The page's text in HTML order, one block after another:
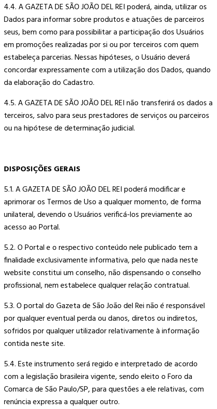
4.4. A GAZETA DE SÃO JOÃO DEL REI poderá, ainda, utilizar os
Dados para informar sobre produtos e atuações de parceiros
seus, bem como para possibilitar a participação dos Usuários
em promoções realizadas por si ou por terceiros com quem
estabeleça parcerias. Nessas hipóteses, o Usuário deverá
concordar expressamente com a utilização dos Dados, quando
da elaboração do Cadastro.
4.5. A GAZETA DE SÃO JOÃO DEL REI não transferirá os dados a
terceiros, salvo para seus prestadores de serviços ou parceiros
ou na hipótese de determinação judicial.
DISPOSIÇÕES GERAIS
5.1. A GAZETA DE SÃO JOÃO DEL REI poderá modificar e
aprimorar os Termos de Uso a qualquer momento, de forma
unilateral, devendo o Usuários verificá-los previamente ao
acesso ao Portal.
5.2. O Portal e o respectivo conteúdo nele publicado tem a
finalidade exclusivamente informativa, pelo que nada neste
website constitui um conselho, não dispensando o conselho
profissional, nem estabelece qualquer relação contratual.
5.3. O portal do Gazeta de São João del Rei não é responsável
por qualquer eventual perda ou danos, diretos ou indiretos,
sofridos por qualquer utilizador relativamente à informação
contida neste site.
5.4. Este instrumento será regido e interpretado de acordo
com a legislação brasileira vigente, sendo eleito o Foro da
Comarca de São Paulo/SP, para questões a ele relativas, com
renúncia expressa a qualquer outro.